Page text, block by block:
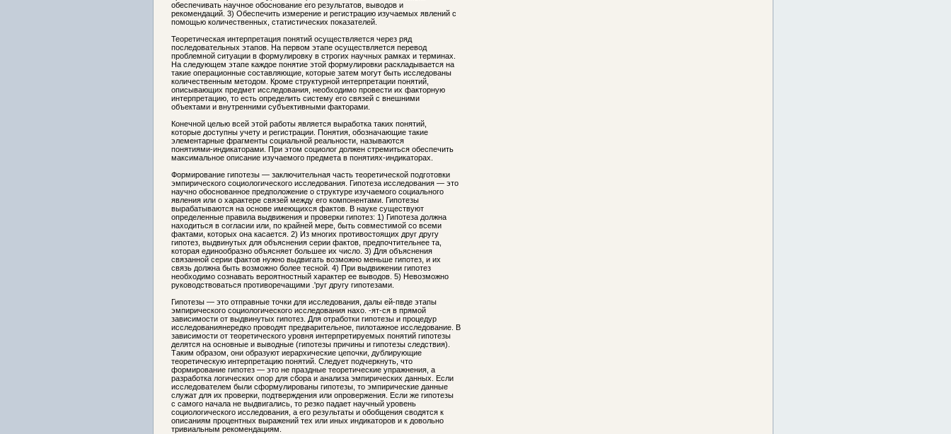
обеспечивать научное обоснование его результатов, выводов и
рекомендаций. 3) Обеспечить измерение и регистрацию изучаемых явлений с
помощью количественных, статистических показателей.
Теоретическая интерпретация понятий осуществляется через ряд
последовательных этапов. На первом этапе осуществляется перевод
проблемной ситуации в формулировку в строгих научных рамках и терминах.
На следующем этапе каждое понятие этой формулировки раскладывается на
такие операционные составляющие, которые затем могут быть исследованы
количественным методом. Кроме структурной интерпретации понятий,
описывающих предмет исследования, необходимо провести их факторную
интерпретацию, то есть определить систему его связей с внешними
объектами и внутренними субъективными факторами.
Конечной целью всей этой работы является выработка таких понятий,
которые доступны учету и регистрации. Понятия, обозначающие такие
элементарные фрагменты социальной реальности, называются
понятиями-индикаторами. При этом социолог должен стремиться обеспечить
максимальное описание изучаемого предмета в понятиях-индикаторах.
Формирование гипотезы — заключительная часть теоретической подготовки
эмпирического социологического исследования. Гипотеза исследования — это
научно обоснованное предположение о структуре изучаемого социального
явления или о характере связей между его компонентами. Гипотезы
вырабатываются на основе имеющихся фактов. В науке существуют
определенные правила выдвижения и проверки гипотез: 1) Гипотеза должна
находиться в согласии или, по крайней мере, быть совместимой со всеми
фактами, которых она касается. 2) Из многих противостоящих друг другу
гипотез, выдвинутых для объяснения серии фактов, предпочтительнее та,
которая единообразно объясняет большее их число. 3) Для объяснения
связанной серии фактов нужно выдвигать возможно меньше гипотез, и их
связь должна быть возможно более тесной. 4) При выдвижении гипотез
необходимо сознавать вероятностный характер ее выводов. 5) Невозможно
руководствоваться противоречащими .'руг другу гипотезами.
Гипотезы — это отправные точки для исследования, далы ей-пвде этапы
эмпирического социологического исследования нахо. -ят-ся в прямой
зависимости от выдвинутых гипотез. Для отработки гипотезы и процедур
исследованиянередко проводят предварительное, пилотажное исследование. В
зависимости от теоретического уровня интерпретируемых понятий гипотезы
делятся на основные и выводные (гипотезы причины и гипотезы следствия).
Таким образом, они образуют иерархические цепочки, дублирующие
теоретическую интерпретацию понятий. Следует подчеркнуть, что
формирование гипотез — это не праздные теоретические упражнения, а
разработка логических опор для сбора и анализа эмпирических данных. Если
исследователем были сформулированы гипотезы, то эмпирические данные
служат для их проверки, подтверждения или опровержения. Если же гипотезы
с самого начала не выдвигались, то резко падает научный уровень
социологического исследования, а его результаты и обобщения сводятся к
описаниям процентных выражений тех или иных индикаторов и к довольно
тривиальным рекомендациям.